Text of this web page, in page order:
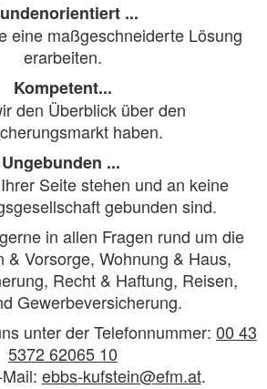
...
eine maßgeschneiderte Lösung
erarbeiten.
Kompetent...
den Überblick über den
haben.
Ungebunden ...
Seite stehen und an keine
gebunden sind.
in allen Fragen rund um die
& Vorsorge, Wohnung & Haus,
Recht & Haftung, Reisen,
Gewerbeversicherung​.
unter der Telefonnummer: 00 43
5372 62065 10
ebbs-kufstein@efm.at.